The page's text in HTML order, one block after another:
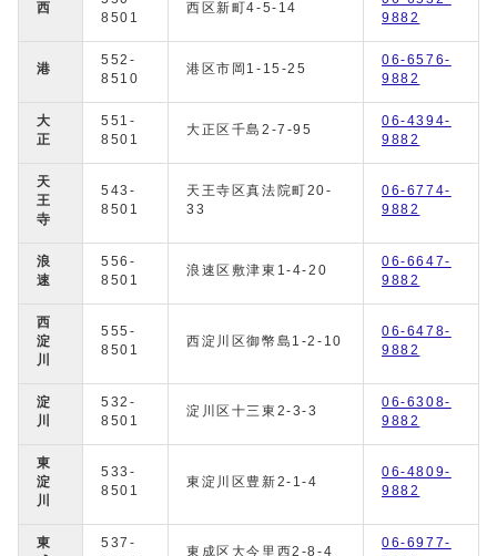
西
8501
西区新町4-5-14
9882
港
552-
8510
港区市岡1-15-25
06-6576-
9882
大
正
551-
8501
大正区千島2-7-95
06-4394-
9882
天
王
寺
543-
8501
天王寺区真法院町20-
33
06-6774-
9882
浪
速
556-
8501
浪速区敷津東1-4-20
06-6647-
9882
西
淀
川
555-
8501
西淀川区御幣島1-2-10
06-6478-
9882
淀
川
532-
8501
淀川区十三東2-3-3
06-6308-
9882
東
淀
川
533-
8501
東淀川区豊新2-1-4
06-4809-
9882
東
537-
東成区大今里西2-8-4
06-6977-